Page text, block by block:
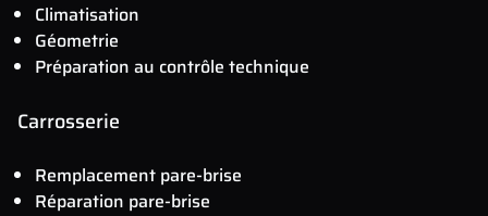
Climatisation
Géometrie
Préparation au contrôle technique
Carrosserie
Remplacement pare-brise
Réparation pare-brise